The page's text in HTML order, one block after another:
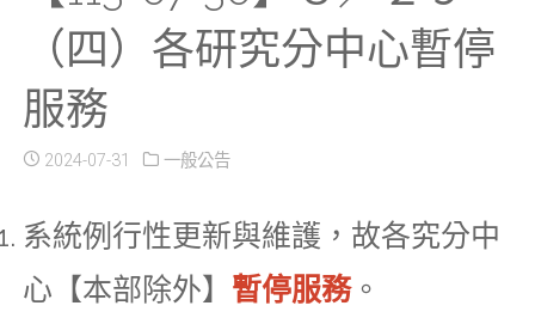
（四）各研究分中心暫停
服務
2024-07-31 一般公告
系統例行性更新與維護，故各究分中
心【本部除外】 暫停服務。